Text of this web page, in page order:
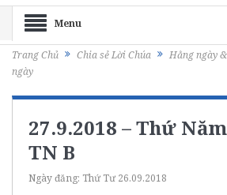
Menu
Trang Chủ Chia sẻ Lời Chúa Hằng ngày
ngày
27.9.2018 – Thứ
TN B
Ngày đăng: Thứ Tư 26.09.2018